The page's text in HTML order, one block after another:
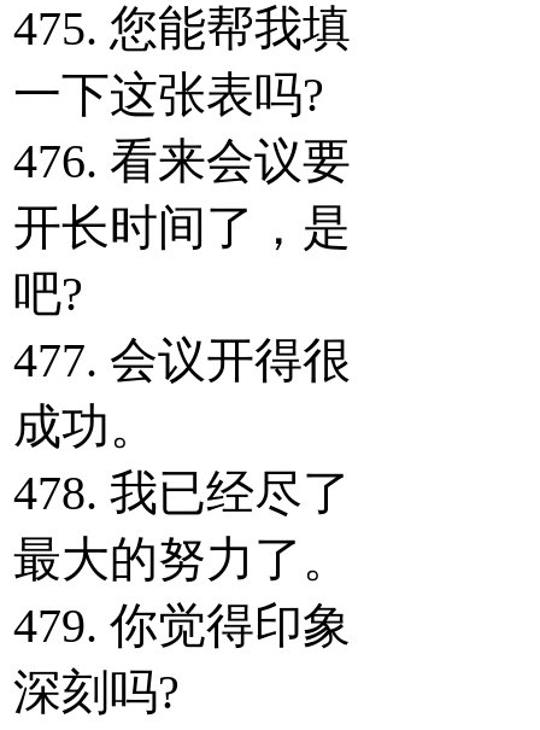
475. 您能帮我填
一下这张表吗?
476. 看来会议要
开长时间了，是
吧?
477. 会议开得很
成功。
478. 我已经尽了
最大的努力了。
479. 你觉得印象
深刻吗?